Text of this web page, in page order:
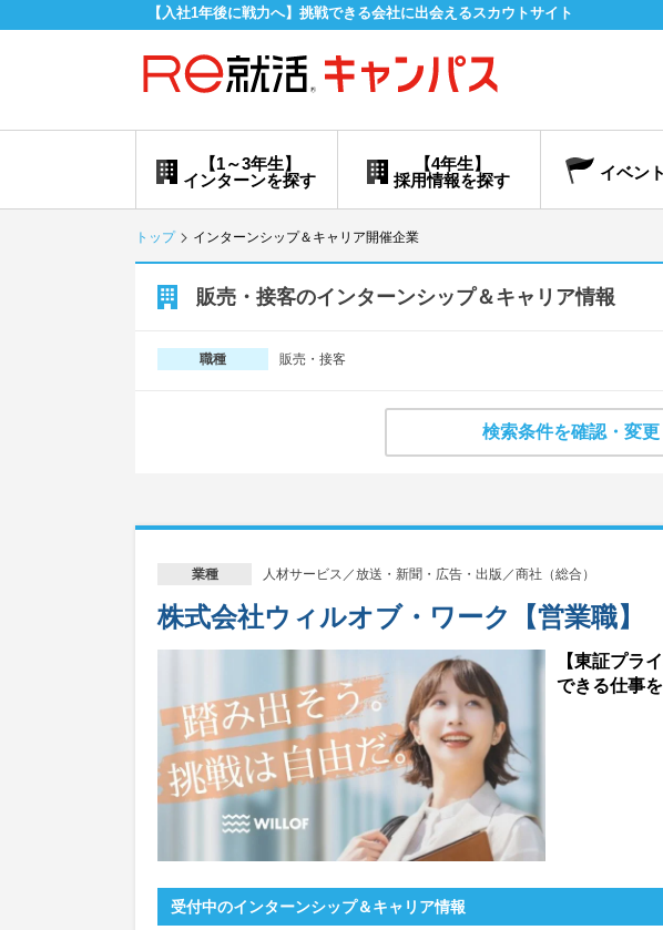
【入社1年後に戦力へ】挑戦できる会社に出会えるスカウトサイト
【4年生】
採用情報を探す
【1～3年生】
インターンを探す
イベン
トップ インターンシップ＆キャリア開催企業
販売・接客のインターンシップ＆キャリア情報
職種 販売・接客
検索条件を確認・変更
業種 人材サービス／放送・新聞・広告・出版／商社（総合）
株式会社ウィルオブ・ワーク【営業職】
【東証プラ
できる仕事
受付中のインターンシップ＆キャリア情報